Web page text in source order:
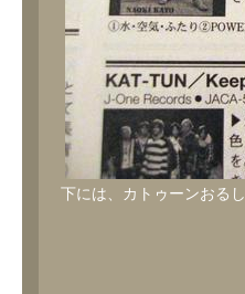
下には、カトゥーンおるし